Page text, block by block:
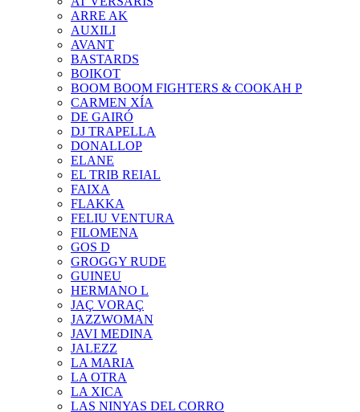
ARRE AK
AUXILI
AVANT
BASTARDS
BOIKOT
BOOM BOOM FIGHTERS & COOKAH P
CARMEN XÍA
DE GAIRÓ
DJ TRAPELLA
DONALLOP
ELANE
EL TRIB REIAL
FAIXA
FLAKKA
FELIU VENTURA
FILOMENA
GOS D
GROGGY RUDE
GUINEU
HERMANO L
JAÇ VORAÇ
JAZZWOMAN
JAVI MEDINA
JALEZZ
LA MARIA
LA OTRA
LA XICA
LAS NINYAS DEL CORRO